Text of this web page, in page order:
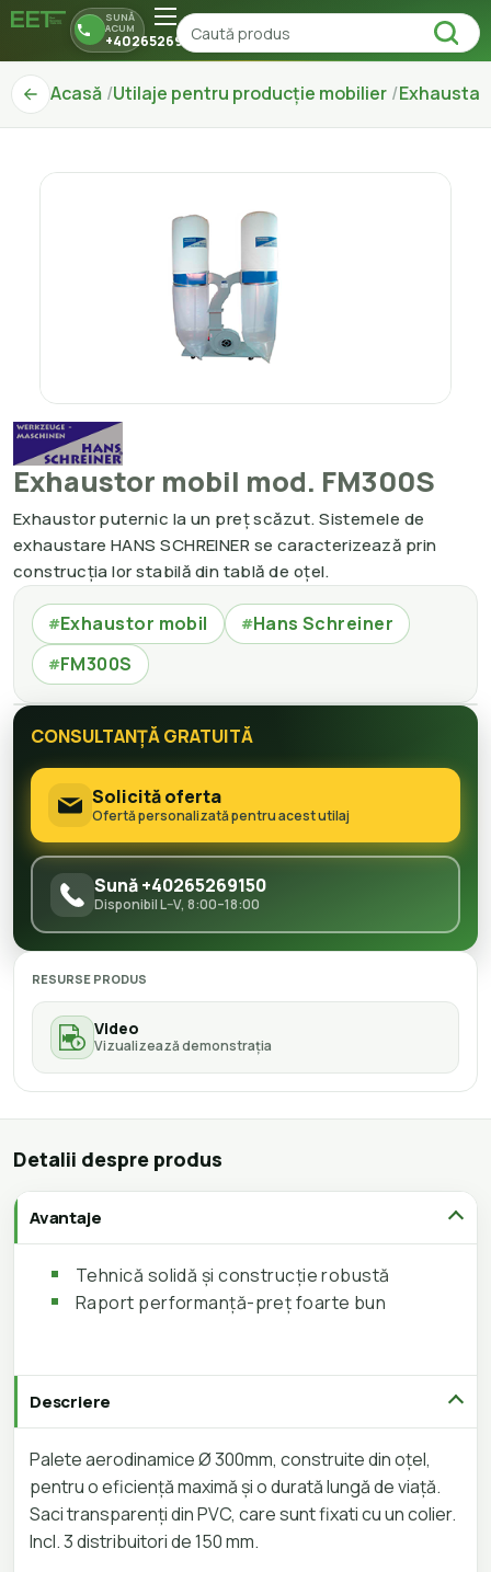
SUNĂ
ACUM
+40265269150
Acasă Utilaje pentru producție mobilier
Exhaustor mobil mod. FM300S
Exhaustor puternic la un preț scăzut. Sistemele de
exhaustare HANS SCHREINER se caracterizează prin
construcția lor stabilă din tablă de oțel.
#Exhaustor mobil #Hans Schreiner
#FM300S
CONSULTANȚĂ GRATUITĂ
Solicită oferta
Ofertă personalizată pentru acest utilaj
Sună +40265269150
Disponibil L–V, 8:00–18:00
RESURSE PRODUS
Video
Vizualizează demonstrația
Detalii despre produs
Avantaje
Tehnică solidă și construcție robustă
Raport performanță-preț foarte bun
Descriere
Palete aerodinamice Ø 300mm, construite din oțel,
pentru o eficiență maximă și o durată lungă de viață.
Saci transparenți din PVC, care sunt fixati cu un colier.
Incl. 3 distribuitori de 150 mm.